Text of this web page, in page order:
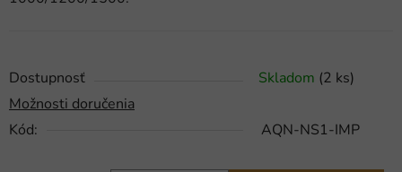
Dostupnosť Skladom (2 ks)
Možnosti doručenia
Kód:
AQN-NS1-IMP